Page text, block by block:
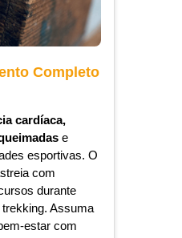
Completo
cardíaca,
e
esportivas. O
com
durante
Assuma
estar com